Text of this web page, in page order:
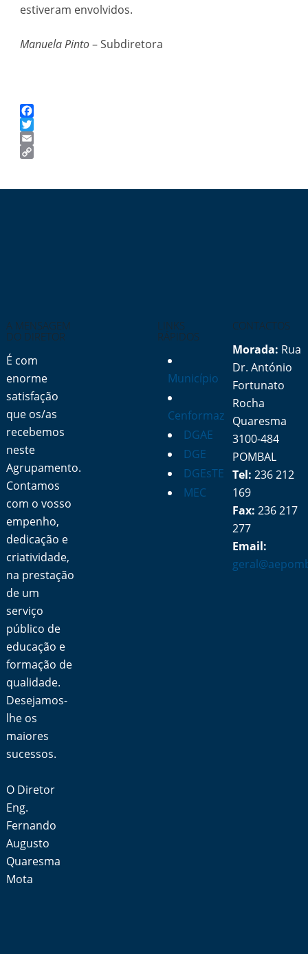
estiveram envolvidos.
Manuela Pinto– Subdiretora
Facebook
Twitter
Email
A MENSAGEM
DO DIRETOR
É com
enorme
satisfação
que os/as
recebemos
neste
Agrupamento.
Contamos
com o vosso
empenho,
dedicação e
criatividade,
na prestação
de um
serviço
público de
educação e
formação de
qualidade.
Desejamos-
lhe os
maiores
sucessos.
O Diretor
Eng.
Fernando
Augusto
Quaresma
Mota
LINKS
RÁPIDOS
Município
Cenformaz
DGAE
DGE
DGEsTE
MEC
CONTACTOS
Morada: Rua
Dr. António
Fortunato
Rocha
Quaresma
3100-484
POMBAL
Tel: 236 212
169
Fax: 236 217
277
Email: